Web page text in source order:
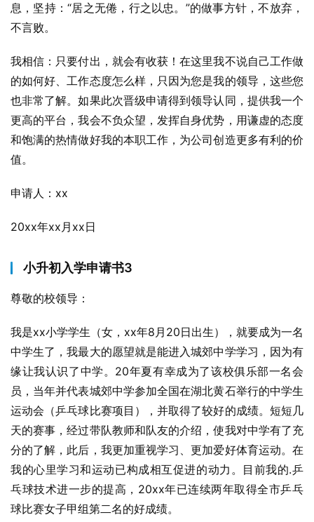
息，坚持：“居之无倦，行之以忠。”的做事方针，不放弃，
不言败。
我相信：只要付出，就会有收获！在这里我不说自己工作做
的如何好、工作态度怎么样，只因为您是我的领导，这些您
也非常了解。如果此次晋级申请得到领导认同，提供我一个
更高的平台，我会不负众望，发挥自身优势，用谦虚的态度
和饱满的热情做好我的本职工作，为公司创造更多有利的价
值。
申请人：xx
20xx年xx月xx日
小升初入学申请书3
尊敬的校领导：
我是xx小学学生（女，xx年8月20日出生），就要成为一名
中学生了，我最大的愿望就是能进入城郊中学学习，因为有
缘让我认识了中学。20年夏有幸成为了该校俱乐部一名会
员，当年并代表城郊中学参加全国在湖北黄石举行的中学生
运动会（乒乓球比赛项目），并取得了较好的成绩。短短几
天的赛事，经过带队教师和队友的介绍，使我对中学有了充
分的了解，此后，我更加重视学习、更加爱好体育运动。在
我的心里学习和运动已构成相互促进的动力。目前我的.乒
乓球技术进一步的提高，20xx年已连续两年取得全市乒乓
球比赛女子甲组第二名的好成绩。